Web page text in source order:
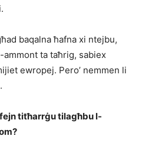
baqalna ħafna xi ntejbu,
ta taħrig, sabiex
ewropej. Pero’ nemmen li
titħarrġu tilagħbu l-